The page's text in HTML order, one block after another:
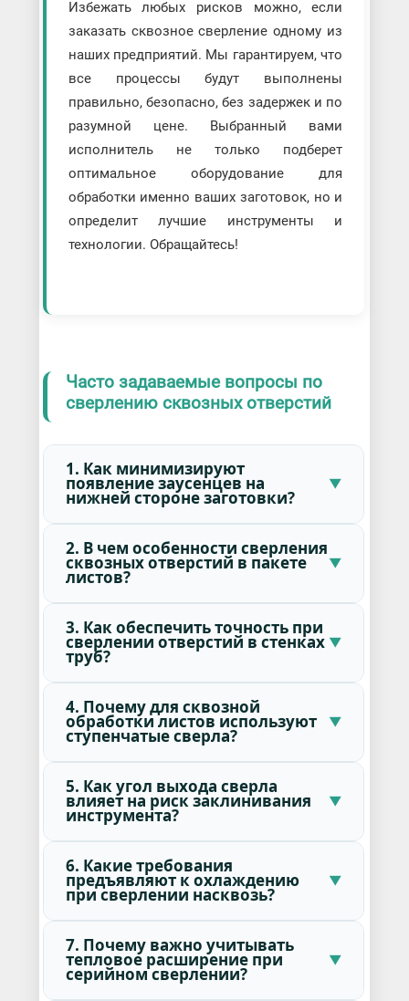
Избежать любых рисков можно, если
заказать сквозное сверление одному из
наших предприятий. Мы гарантируем, что
все процессы будут выполнены
правильно, безопасно, без задержек и по
разумной цене. Выбранный вами
исполнитель не только подберет
оптимальное оборудование для
обработки именно ваших заготовок, но и
определит лучшие инструменты и
технологии. Обращайтесь!
Часто задаваемые вопросы по
сверлению сквозных отверстий
1. Как минимизируют
появление заусенцев на
нижней стороне заготовки?
2. В чем особенности сверления
сквозных отверстий в пакете
листов?
3. Как обеспечить точность при
сверлении отверстий в стенках
труб?
4. Почему для сквозной
обработки листов используют
ступенчатые сверла?
5. Как угол выхода сверла
влияет на риск заклинивания
инструмента?
6. Какие требования
предъявляют к охлаждению
при сверлении насквозь?
7. Почему важно учитывать
тепловое расширение при
серийном сверлении?